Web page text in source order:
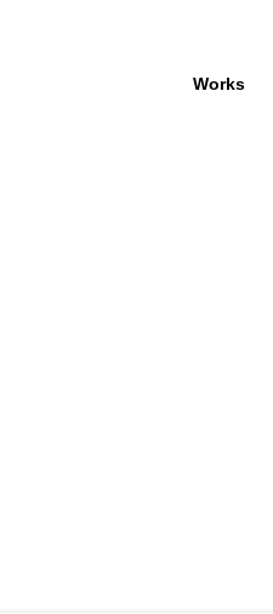
Works